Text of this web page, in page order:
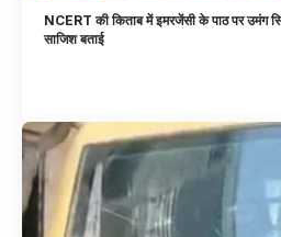
NCERT की किताब में इमरजेंसी के पाठ पर उमंग
साजिश बताई